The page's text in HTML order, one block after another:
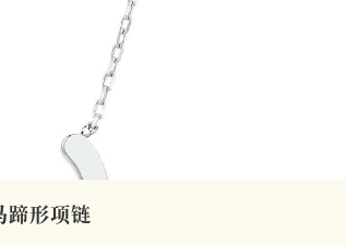
蹄形项链